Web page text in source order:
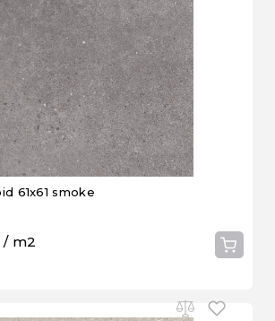
61x61 smoke
/ m2